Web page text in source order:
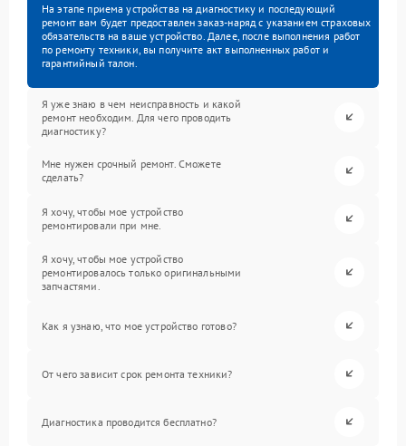
На этапе приема устройства на диагностику и последующий
ремонт вам будет предоставлен заказ-наряд с указанием страховых
обязательств на ваше устройство. Далее, после выполнения работ
по ремонту техники, вы получите акт выполненных работ и
гарантийный талон.
Я уже знаю в чем неисправность и какой
ремонт необходим. Для чего проводить
диагностику?
Мне нужен срочный ремонт. Сможете
сделать?
Я хочу, чтобы мое устройство
ремонтировали при мне.
Я хочу, чтобы мое устройство
ремонтировалось только оригинальными
запчастями.
Как я узнаю, что мое устройство готово?
От чего зависит срок ремонта техники?
Диагностика проводится бесплатно?